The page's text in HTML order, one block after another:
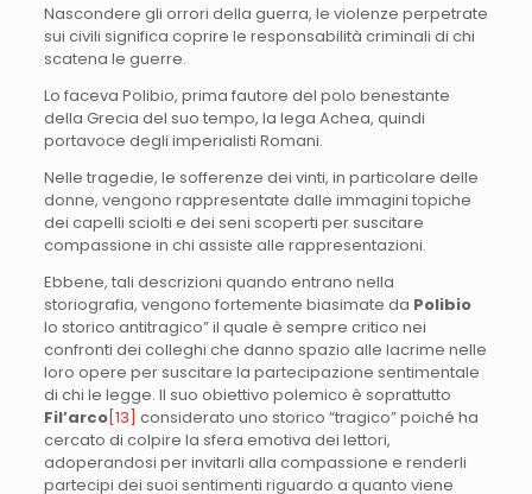
Nascondere gli orrori della guerra, le violenze perpetrate
sui civili significa coprire le responsabilità criminali di chi
scatena le guerre.
Lo faceva Polibio, prima fautore del polo benestante
della Grecia del suo tempo, la lega Achea, quindi
portavoce degli imperialisti Romani.
Nelle tragedie, le sofferenze dei vinti, in particolare delle
donne, vengono rappresentate dalle immagini topiche
dei capelli sciolti e dei seni scoperti per suscitare
compassione in chi assiste alle rappresentazioni.
Ebbene, tali descrizioni quando entrano nella
storiografia, vengono fortemente biasimate da Polibio
lo storico antitragico” il quale è sempre critico nei
confronti dei colleghi che danno spazio alle lacrime nelle
loro opere per suscitare la partecipazione sentimentale
di chi le legge. Il suo obiettivo polemico è soprattutto
Fil’arco[13] considerato uno storico “tragico” poiché ha
cercato di colpire la sfera emotiva dei lettori,
adoperandosi per invitarli alla compassione e renderli
partecipi dei suoi sentimenti riguardo a quanto viene